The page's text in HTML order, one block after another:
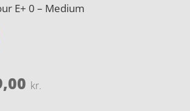
E+ 0 – Medium
kr.